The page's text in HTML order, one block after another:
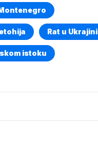
Rat u Ukrajini
istoku